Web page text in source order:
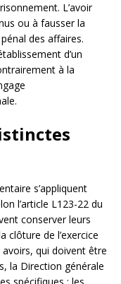
L’avoir
ou à fausser la
des affaires.
d’un
à la
s’appliquent
l’article L123-22 du
conserver leurs
clôture de l’exercice
qui doivent être
la Direction générale